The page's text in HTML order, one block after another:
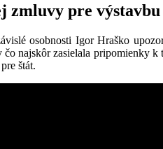
zmluvy pre
osobnosti Igor Hraško
najskôr zasielala pripomienky
štát.